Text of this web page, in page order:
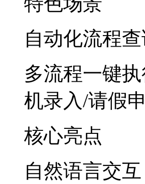
自动化流程
多流程一键
机录入/请假申
核心亮点
自然语言交互